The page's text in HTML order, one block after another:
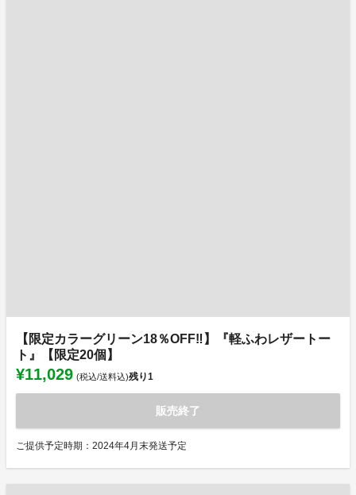
【限定カラーグリーン18％OFF‼】『軽ふわレザートー
ト』【限定20個】
¥11,029 (税込/送料込)残り1
販売終了
ご提供予定時期：2024年4月末発送予定